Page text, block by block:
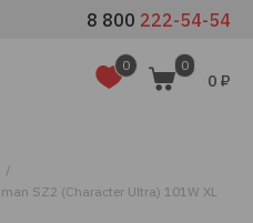
8 800 222-54-54
0 0
0 ₽
SZ2 (Character Ultra) 101W XL